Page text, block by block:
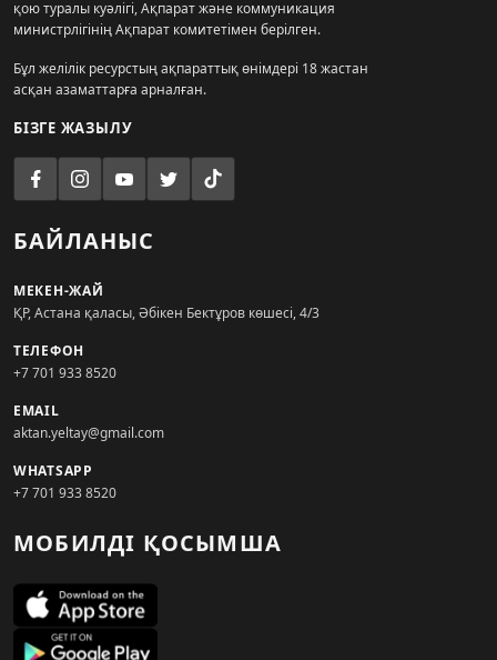
қою туралы куәлігі, Ақпарат және коммуникация
министрлігінің Ақпарат комитетімен берілген.
Бұл желілік ресурстың ақпараттық өнімдері 18 жастан
асқан азаматтарға арналған.
БІЗГЕ ЖАЗЫЛУ
БАЙЛАНЫС
МЕКЕН-ЖАЙ
ҚР, Астана қаласы, Әбікен Бектұров көшесі, 4/3
ТЕЛЕФОН
+7 701 933 8520
EMAIL
aktan.yeltay@gmail.com
WHATSAPP
+7 701 933 8520
МОБИЛДІ ҚОСЫМША